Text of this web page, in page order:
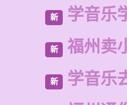
新 学音乐
新 福州卖
新
学音乐